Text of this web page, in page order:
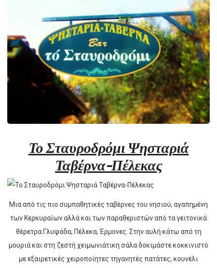
Το Σταυροδρόμι Ψησταριά
Ταβέρνα-Πέλεκας
Μια από τις πιο συμπαθητικές ταβέρνες του νησιού, αγαπημένη
των Κερκυραίων αλλά και των παραθεριστών από τα γειτονικά
θέρετρα Γλυφάδα, Πέλεκα, Έρμονες. Στην αυλή κάτω από τη
μουριά και στη ζεστή χειμωνιάτικη σάλα δοκιμάστε κοκκινιστό
με εξαιρετικές χειροποίητες τηγανητές πατάτες, κουνέλι